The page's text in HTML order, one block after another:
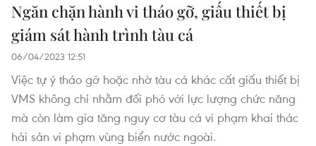
​Ngăn chặn hành vi tháo gỡ, giấu thiết bị
giám sát hành trình tàu cá
06/04/2023 12:51
Việc tự ý tháo gỡ hoặc nhờ tàu cá khác cất giấu thiết bị
VMS không chỉ nhằm đối phó với lực lượng chức năng
mà còn làm gia tăng nguy cơ tàu cá vi phạm khai thác
hải sản vi phạm vùng biển nước ngoài.